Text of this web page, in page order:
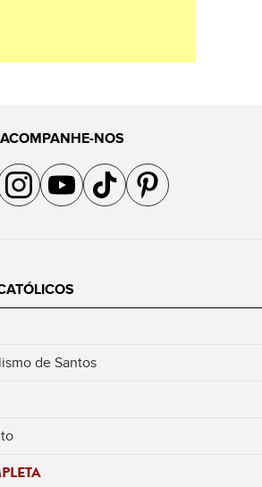
ACOMPANHE-NOS
a gente no Facebook
Acompanhe a gente no Instagram
Acompanhe a gente no YouTube
Acompanhe a gente no TikTok
Acompanhe a gente no
de Santos